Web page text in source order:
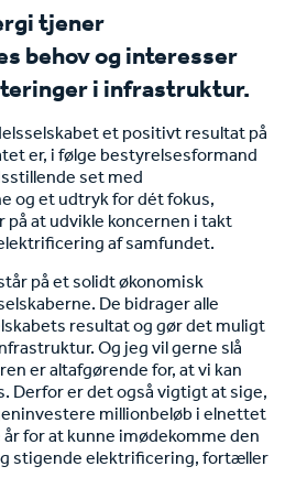
tjener
behov og interesser
i infrastruktur.
et positivt resultat på
er, i følge bestyrelsesformand
set med
og et udtryk for dét fokus,
at udvikle koncernen i takt
af samfundet.
på et solidt økonomisk
De bidrager alle
resultat og gør det muligt
Og jeg vil gerne slå
er altafgørende for, at vi kan
Derfor er det også vigtigt at sige,
millionbeløb i elnettet
for at kunne imødekomme den
stigende elektrificering, fortæller